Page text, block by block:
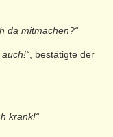
da mitmachen?“
, bestätigte der
krank!“